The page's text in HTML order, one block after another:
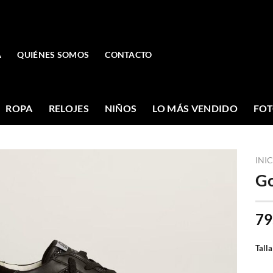
QUIÉNES SOMOS CONTACTO
ROPA RELOJES NIÑOS LO MÁS VENDIDO